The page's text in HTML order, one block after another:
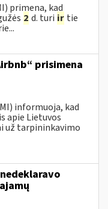
primena, kad
2 d. turi ir tie
prisimena
informuoja, kad
apie Lietuvos
už tarpininkavimo